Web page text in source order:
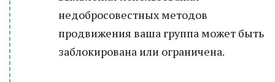
недобросовестных методов
продвижения ваша группа может быть
заблокирована или ограничена.